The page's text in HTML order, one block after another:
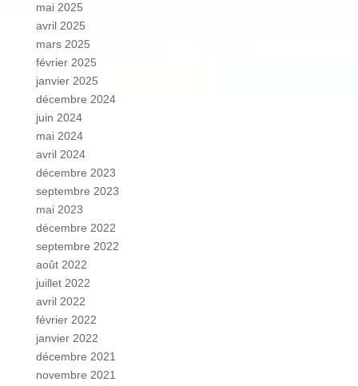
mai 2025
avril 2025
mars 2025
février 2025
janvier 2025
décembre 2024
juin 2024
mai 2024
avril 2024
décembre 2023
septembre 2023
mai 2023
décembre 2022
septembre 2022
août 2022
juillet 2022
avril 2022
février 2022
janvier 2022
décembre 2021
novembre 2021